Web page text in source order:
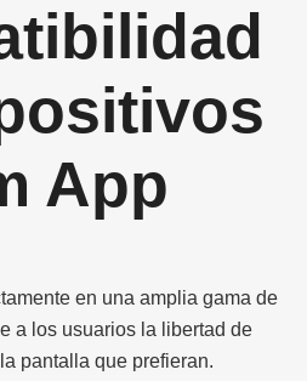
App
en una amplia gama de
a los usuarios la libertad de
pantalla que prefieran.